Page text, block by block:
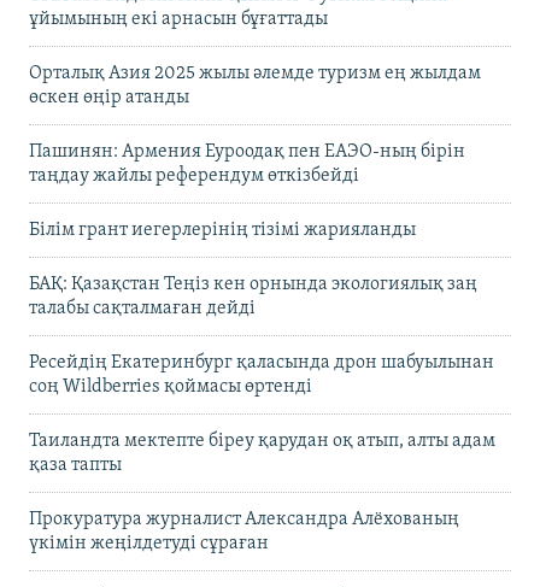
ұйымының екі арнасын бұғаттады
Орталық Азия 2025 жылы әлемде туризм ең жылдам
өскен өңір атанды
Пашинян: Армения Еуроодақ пен ЕАЭО-ның бірін
таңдау жайлы референдум өткізбейді
Білім грант иегерлерінің тізімі жарияланды
БАҚ: Қазақстан Теңіз кен орнында экологиялық заң
талабы сақталмаған дейді
Ресейдің Екатеринбург қаласында дрон шабуылынан
соң Wildberries қоймасы өртенді
Таиландта мектепте біреу қарудан оқ атып, алты адам
қаза тапты
Прокуратура журналист Александра Алёхованың
үкімін жеңілдетуді сұраған